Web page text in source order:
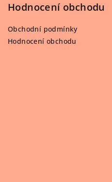
Hodnocení obchodu
Obchodní podmínky
Hodnocení obchodu